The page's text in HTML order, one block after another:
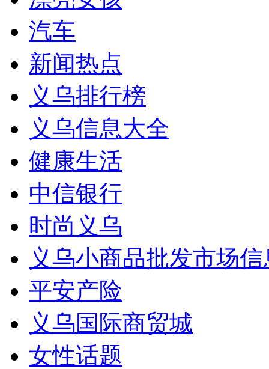
汽车
新闻热点
义乌排行榜
义乌信息大全
健康生活
中信银行
时尚义乌
义乌小商品批发市场
平安产险
义乌国际商贸城
女性话题